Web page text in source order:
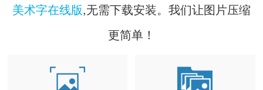
美术字在线版,无需下载安装。我们让图片压缩
更简单！